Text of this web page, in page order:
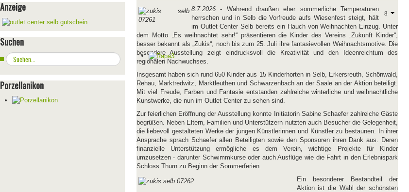
Anzeige
Suchen
Suchen
...
Porzellanikon
8.7.2026- Während draußen eher sommerliche Temperaturen
herrschen und in Selb die Vorfreude aufs Wiesenfest steigt, hält
im Outlet Center Selb bereits ein Hauch von Weihnachten Einzug. Unter
dem Motto „Es weihnachtet sehr!“ präsentieren die Kinder des Vereins „Zukunft Kinder“,
besser bekannt als „Zukis“, noch bis zum 25. Juli ihre fantasievollen Weihnachtsmotive. Die
besondere Ausstellung zeigt eindrucksvoll die Kreativität und den Ideenreichtum des
regionalen Nachwuchses.
Insgesamt haben sich rund 650 Kinder aus 15 Kinderhorten in Selb, Erkersreuth, Schönwald,
Rehau, Marktredwitz, Marktleuthen und Schwarzenbach an der Saale an der Aktion beteiligt.
Mit viel Freude, Farben und Fantasie entstanden zahlreiche winterliche und weihnachtliche
Kunstwerke, die nun im Outlet Center zu sehen sind.
Zur feierlichen Eröffnung der Ausstellung konnte Initiatorin Sabine Schaefer zahlreiche Gäste
begrüßen. Neben Eltern, Familien und Unterstützern nutzten auch Besucher die Gelegenheit,
die liebevoll gestalteten Werke der jungen Künstlerinnen und Künstler zu bestaunen. In ihrer
Ansprache sprach Schaefer allen Beteiligten sowie den Sponsoren ihren Dank aus. Deren
finanzielle Unterstützung ermögliche es dem Verein, wichtige Projekte für Kinder
umzusetzen - darunter Schwimmkurse oder auch Ausflüge wie die Fahrt in den Erlebnispark
Schloss Thurn zu Beginn der Sommerferien.
Ein besonderer Bestandteil der
Aktion ist die Wahl der schönsten